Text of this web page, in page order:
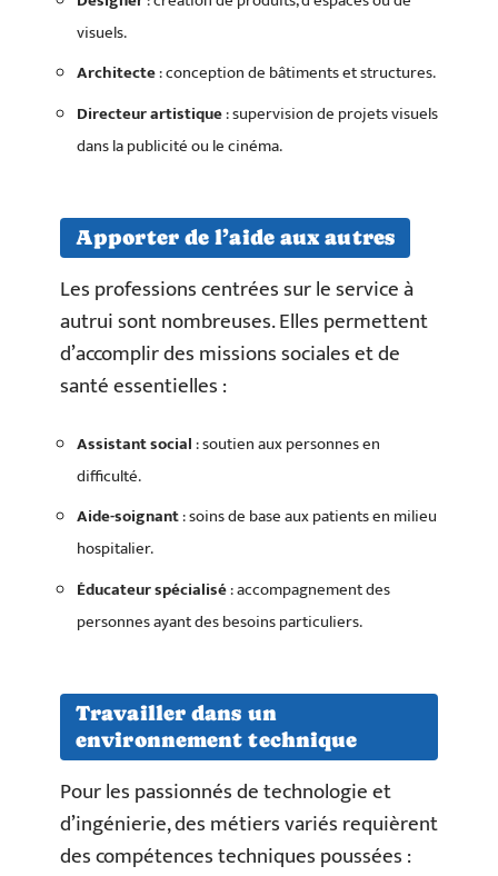
visuels.
Architecte: conception de bâtiments et structures.
Directeur artistique: supervision de projets visuels
dans la publicité ou le cinéma.
Apporter de l’aide aux autres
Les professions centrées sur le service à
autrui sont nombreuses. Elles permettent
d’accomplir des missions sociales et de
santé essentielles :
Assistant social: soutien aux personnes en
difficulté.
Aide-soignant: soins de base aux patients en milieu
hospitalier.
Éducateur spécialisé: accompagnement des
personnes ayant des besoins particuliers.
Travailler dans un
environnement technique
Pour les passionnés de technologie et
d’ingénierie, des métiers variés requièrent
des compétences techniques poussées :